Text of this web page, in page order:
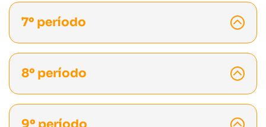
7º período
8º período